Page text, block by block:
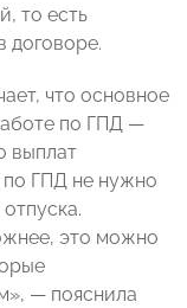
то есть
договоре.
что основное
по ГПД —
выплат
по ГПД не нужно
это можно
— пояснила